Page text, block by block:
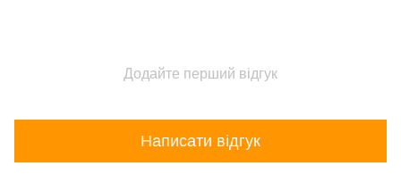
Додайте перший відгук
Написати відгук